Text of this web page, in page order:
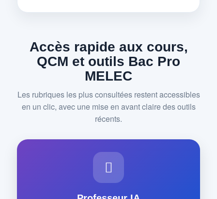
Accès rapide aux cours,
QCM et outils Bac Pro
MELEC
Les rubriques les plus consultées restent accessibles
en un clic, avec une mise en avant claire des outils
récents.